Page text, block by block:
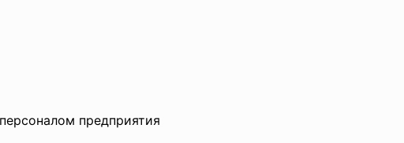
предприятия